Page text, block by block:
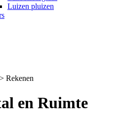
Luizen pluizen
> Rekenen
en Ruimte